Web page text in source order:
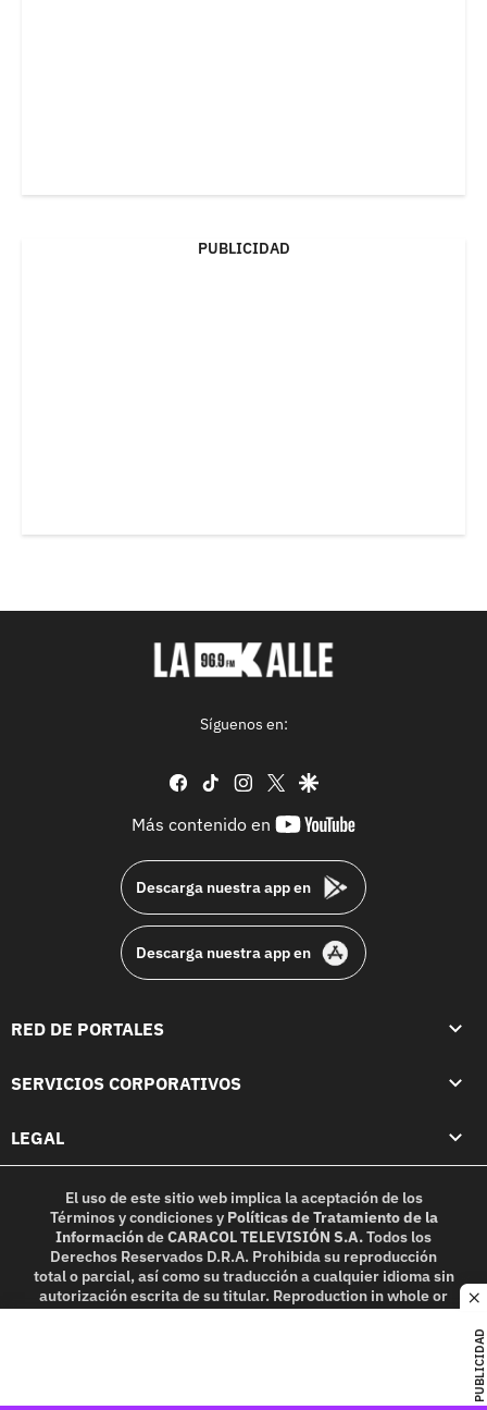
PUBLICIDAD
PUBLICIDAD
Síguenos en:
facebook
tiktok instagram
twittergoogle
Más contenido en
youtube-
Descarga nuestra app en
Descarga nuestra app en
RED DE PORTALES
SERVICIOS CORPORATIVOS
LEGAL
El uso de este sitio web implica la aceptación de los
Términos y condicionesy Políticas de Tratamiento de la
InformacióndeCARACOL TELEVISIÓN S.A.Todos los
Derechos Reservados D.R.A. Prohibida su reproducción
total o parcial, así como su traducción a cualquier idioma sin
autorización escrita de su titular. Reproduction in whole or
in part, or translation without written permission is